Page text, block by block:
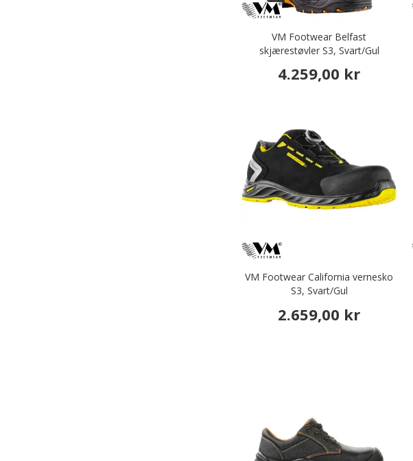
VM Footwear Belfast
skjærestøvler S3, Svart/Gul
4.259,00 kr
VM Footwear California vernesko
S3, Svart/Gul
2.659,00 kr